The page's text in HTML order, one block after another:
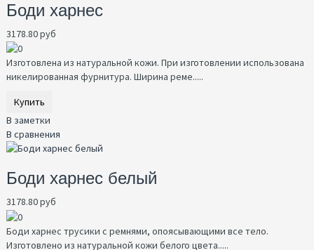
Боди харнес
3178.80 руб
Изготовлена из натуральной кожи. При изготовлении использована
никелированная фурнитура. Ширина реме.....
Купить
В заметки
В сравнения
Боди харнес белый
3178.80 руб
Боди харнес трусики с ремнями, опоясывающими все тело.
Изготовлено из натуральной кожи белого цвета.....